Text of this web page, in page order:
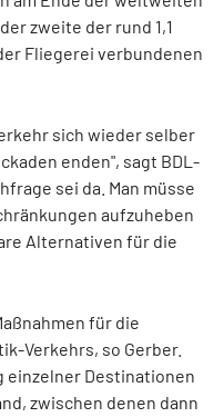
zweite der rund 1,1
Fliegerei verbundenen
sich wieder selber
enden", sagt BDL-
sei da. Man müsse
aufzuheben
Alternativen für die
für die
Verkehrs, so Gerber.
einzelner Destinationen
zwischen denen dann